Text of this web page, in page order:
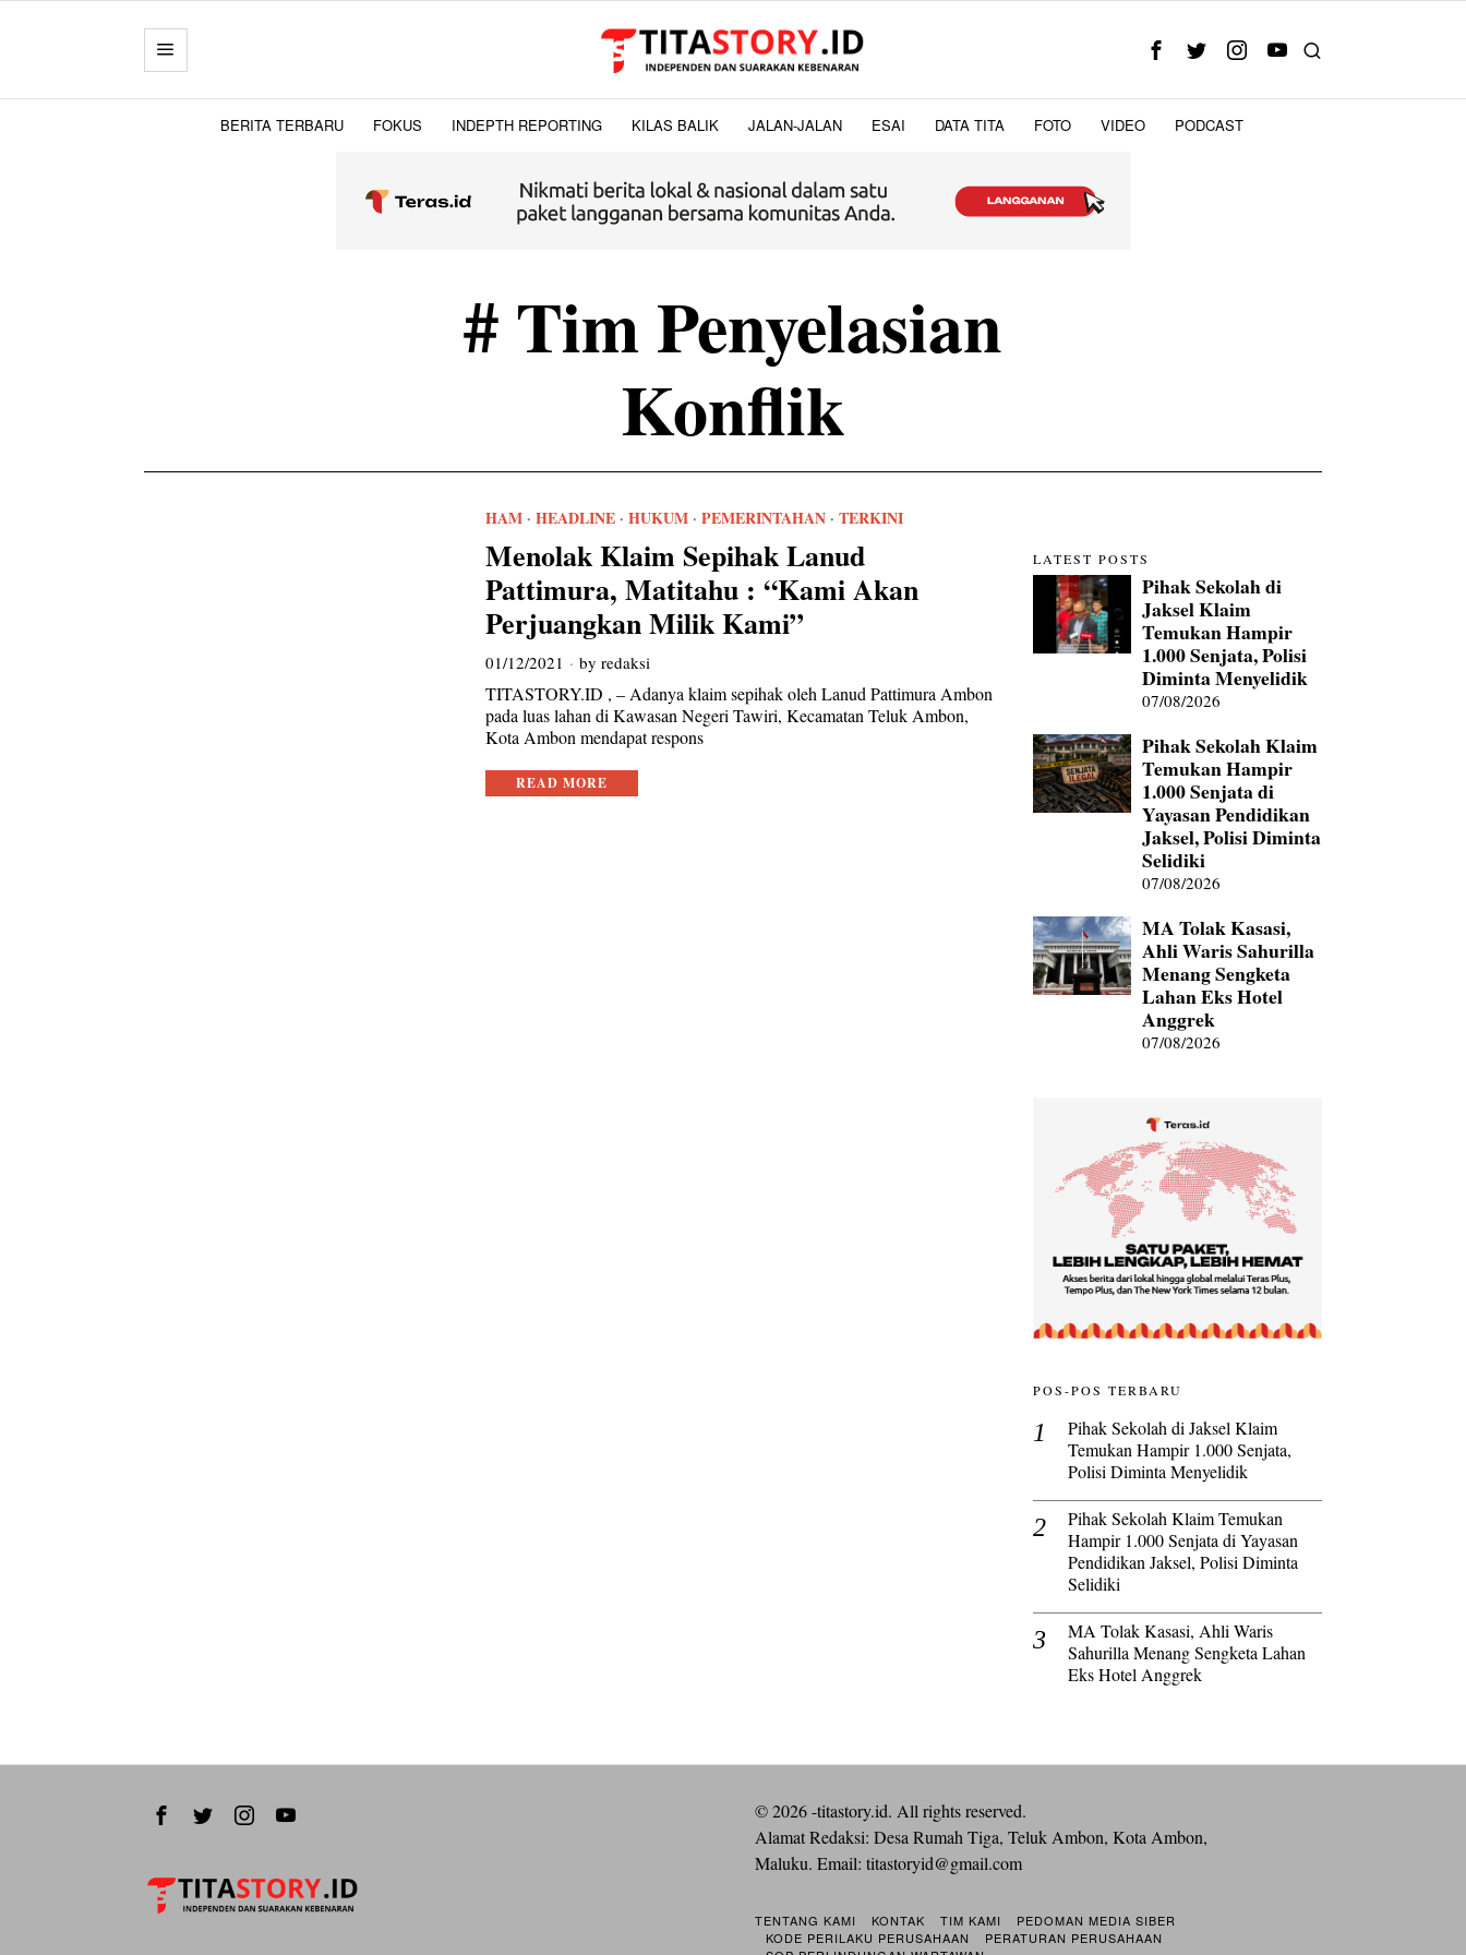
BERITA TERBARU FOKUS INDEPTH REPORTING KILAS BALIK JALAN-JALAN ESAI DATA TITA FOTO VIDEO PODCAST
# Tim Penyelasian
Konflik
HAM· HEADLINE· HUKUM· PEMERINTAHAN· TERKINI
Menolak Klaim Sepihak Lanud
Pattimura, Matitahu : “Kami Akan
Perjuangkan Milik Kami”
01/12/2021 byredaksi
TITASTORY.ID , – Adanya klaim sepihak oleh Lanud Pattimura Ambon
pada luas lahan di Kawasan Negeri Tawiri, Kecamatan Teluk Ambon,
Kota Ambon mendapat respons
READ MORE
LATEST POSTS
Pihak Sekolah di
Jaksel Klaim
Temukan Hampir
1.000 Senjata, Polisi
Diminta Menyelidik
07/08/2026
Pihak Sekolah Klaim
Temukan Hampir
1.000 Senjata di
Yayasan Pendidikan
Jaksel, Polisi Diminta
Selidiki
07/08/2026
MA Tolak Kasasi,
Ahli Waris Sahurilla
Menang Sengketa
Lahan Eks Hotel
Anggrek
07/08/2026
POS-POS TERBARU
Pihak Sekolah di Jaksel Klaim
Temukan Hampir 1.000 Senjata,
Polisi Diminta Menyelidik
Pihak Sekolah Klaim Temukan
Hampir 1.000 Senjata di Yayasan
Pendidikan Jaksel, Polisi Diminta
Selidiki
MA Tolak Kasasi, Ahli Waris
Sahurilla Menang Sengketa Lahan
Eks Hotel Anggrek
©2026-titastory.id. All rights reserved.
Alamat Redaksi: Desa Rumah Tiga, Teluk Ambon, Kota Ambon,
Maluku. Email: titastoryid@gmail.com
TENTANG KAMI KONTAK TIM KAMI
PEDOMAN MEDIA SIBER
KODE PERILAKU PERUSAHAAN
PERATURAN PERUSAHAAN